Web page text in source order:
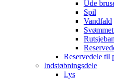
Ude
Spil
Vandfald
Reservedele til
Indstøbningsdele
Lys